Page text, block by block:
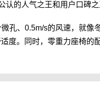
的人气之王和用户口碑之
孔、0.5m/s的风速，就像
度。同时，零重力座椅的